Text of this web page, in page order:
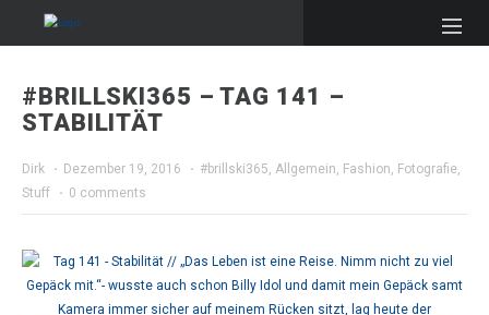
#BRILLSKI365 – TAG 141 –
STABILITÄT
Dirk · Dezember 19, 2016 · #brillski365, Allgemein, Fashion, Fotografie,
Stuff
· 0 comments